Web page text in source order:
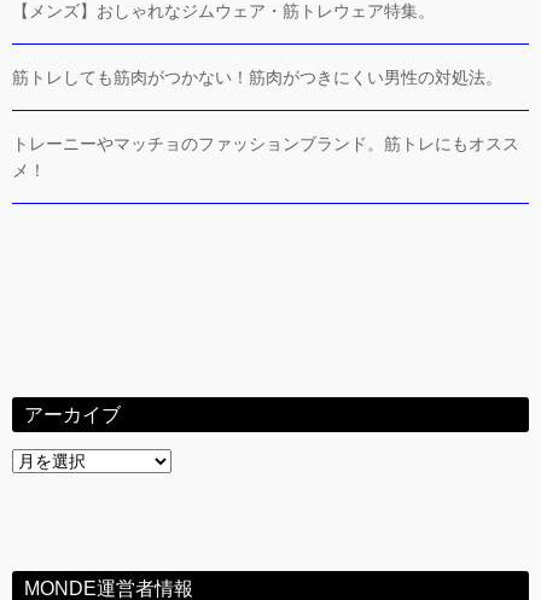
【メンズ】おしゃれなジムウェア・筋トレウェア特集。
筋トレしても筋肉がつかない！筋肉がつきにくい男性の対処法。
トレーニーやマッチョのファッションブランド。筋トレにもオスス
メ！
アーカイブ
ア
MONDE運営者情報